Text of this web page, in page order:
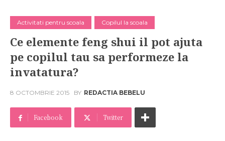
Activitati pentru scoala Copilul la scoala
Ce elemente feng shui il pot ajuta
pe copilul tau sa performeze la
invatatura?
8 OCTOMBRIE 2015 BY REDACTIA BEBELU
Facebook Twitter